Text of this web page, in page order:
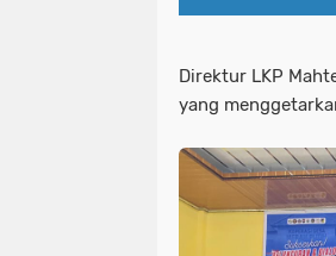
‎Direktur LKP
yang